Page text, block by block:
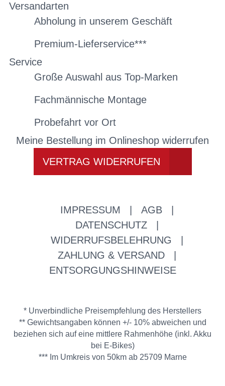
Versandarten
Abholung in unserem Geschäft
Premium-Lieferservice***
Service
Große Auswahl aus Top-Marken
Fachmännische Montage
Probefahrt vor Ort
Meine Bestellung im Onlineshop widerrufen
VERTRAG WIDERRUFEN
IMPRESSUM AGB
DATENSCHUTZ
WIDERRUFSBELEHRUNG
ZAHLUNG & VERSAND
ENTSORGUNGSHINWEISE
* Unverbindliche Preisempfehlung des Herstellers
** Gewichtsangaben können +/- 10% abweichen und
beziehen sich auf eine mittlere Rahmenhöhe (inkl. Akku
bei E-Bikes)
*** Im Umkreis von 50km ab 25709 Marne